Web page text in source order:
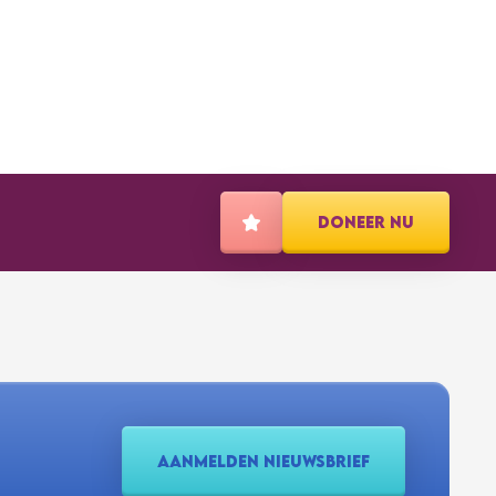
DONEER NU
AANMELDEN NIEUWSBRIEF